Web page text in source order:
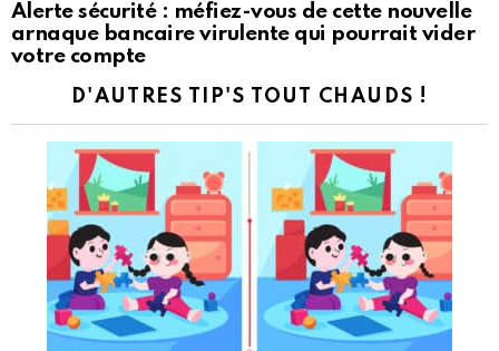
Alerte sécurité : méfiez-vous de cette nouvelle
arnaque bancaire virulente qui pourrait vider
votre compte
D'AUTRES TIP'S TOUT CHAUDS !